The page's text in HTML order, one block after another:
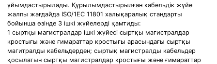
ұйымдастырылады. Құрылымдастырылған кабельдік жүйе
жалпы жағдайда ISO/1EC 11801 халықаралық стандарты
бойынша өзінде 3 ішкі жүйелерді қамтиды:
1 сыртқы магистралдар ішкі жүйесі сыртқы магистралдар
кростығы және ғимараттар кростығы арасындағы сыртқы
магитралды кабельдерден; сыртық магистралды кабельдер
қосылатын сыртқы магистралдар кростығы және ғимараттар